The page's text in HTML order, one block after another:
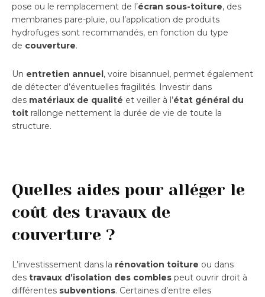
pose ou le remplacement de l’écran sous-toiture, des
membranes pare-pluie, ou l’application de produits
hydrofuges sont recommandés, en fonction du type
de couverture.
Un entretien annuel, voire bisannuel, permet également
de détecter d’éventuelles fragilités. Investir dans
des matériaux de qualité et veiller à l’état général du
toit rallonge nettement la durée de vie de toute la
structure.
Quelles aides pour alléger le
coût des travaux de
couverture ?
L’investissement dans la rénovation toiture ou dans
des travaux d’isolation des combles peut ouvrir droit à
différentes subventions. Certaines d’entre elles